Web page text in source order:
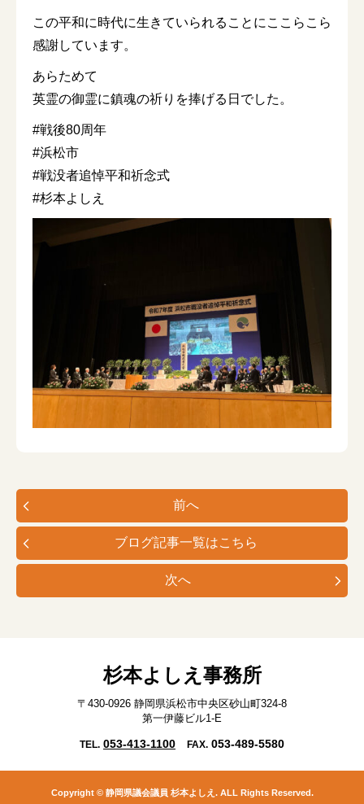
この平和に時代に生きていられることにここらこら
感謝しています。
あらためて
英霊の御霊に鎮魂の祈りを捧げる日でした。
#戦後80周年
#浜松市
#戦没者追悼平和祈念式
#杉本よしえ
前へ
ブログ記事一覧はこちら
次へ
杉本よしえ事務所
〒430-0926 静岡県浜松市中央区砂山町324-8
第一伊藤ビル1-E
TEL. 053-413-1100 FAX. 053-489-5580
Copyright © 静岡県議会議員 杉本よしえ. ALL Rights Reserved.